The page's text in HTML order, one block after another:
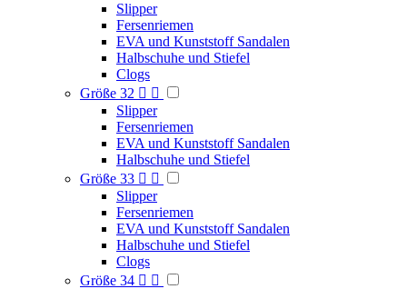
Slipper
Fersenriemen
EVA und Kunststoff Sandalen
Halbschuhe und Stiefel
Clogs
Größe 32  
Slipper
Fersenriemen
EVA und Kunststoff Sandalen
Halbschuhe und Stiefel
Größe 33  
Slipper
Fersenriemen
EVA und Kunststoff Sandalen
Halbschuhe und Stiefel
Clogs
Größe 34  